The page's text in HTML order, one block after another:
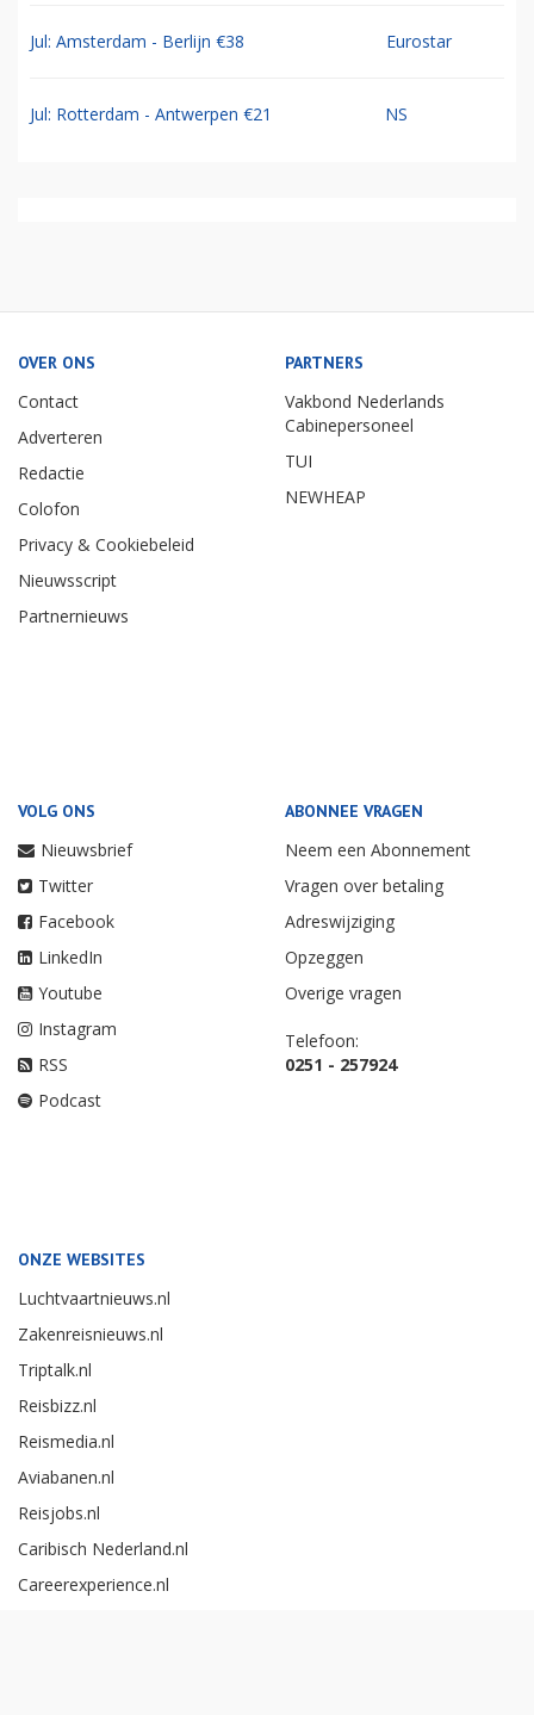
Jul: Amsterdam - Berlijn €38 Eurostar
Jul: Rotterdam - Antwerpen €21 NS
OVER ONS
Contact
Adverteren
Redactie
Colofon
Privacy & Cookiebeleid
Nieuwsscript
Partnernieuws
PARTNERS
Vakbond Nederlands
Cabinepersoneel
TUI
NEWHEAP
VOLG ONS
Nieuwsbrief
Twitter
Facebook
LinkedIn
Youtube
Instagram
RSS
Podcast
ABONNEE VRAGEN
Neem een Abonnement
Vragen over betaling
Adreswijziging
Opzeggen
Overige vragen
Telefoon:
0251 - 257924
ONZE WEBSITES
Luchtvaartnieuws.nl
Zakenreisnieuws.nl
Triptalk.nl
Reisbizz.nl
Reismedia.nl
Aviabanen.nl
Reisjobs.nl
Caribisch Nederland.nl
Careerexperience.nl